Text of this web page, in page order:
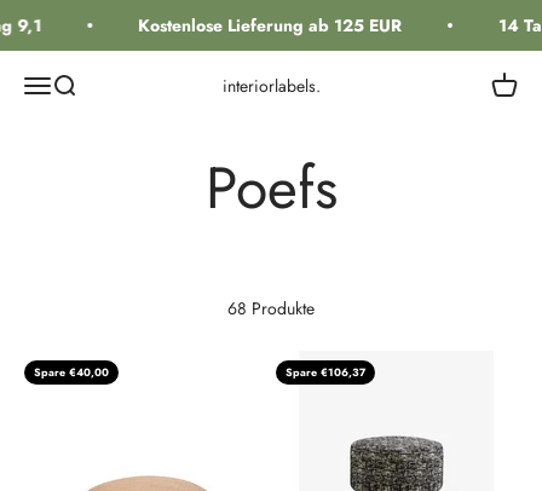
9,1 Kostenlose Lieferung ab 125 EUR 14
Navigationsmenü öffnen
Suche öffnen interiorlabels.
68 Produkte
Spare €40,00 Spare €106,37